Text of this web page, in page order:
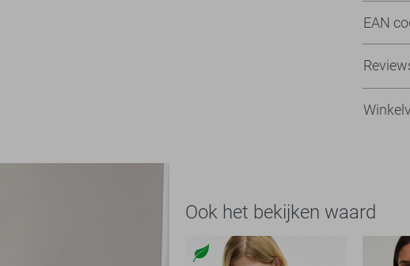
EAN
Ook het bekijken waard